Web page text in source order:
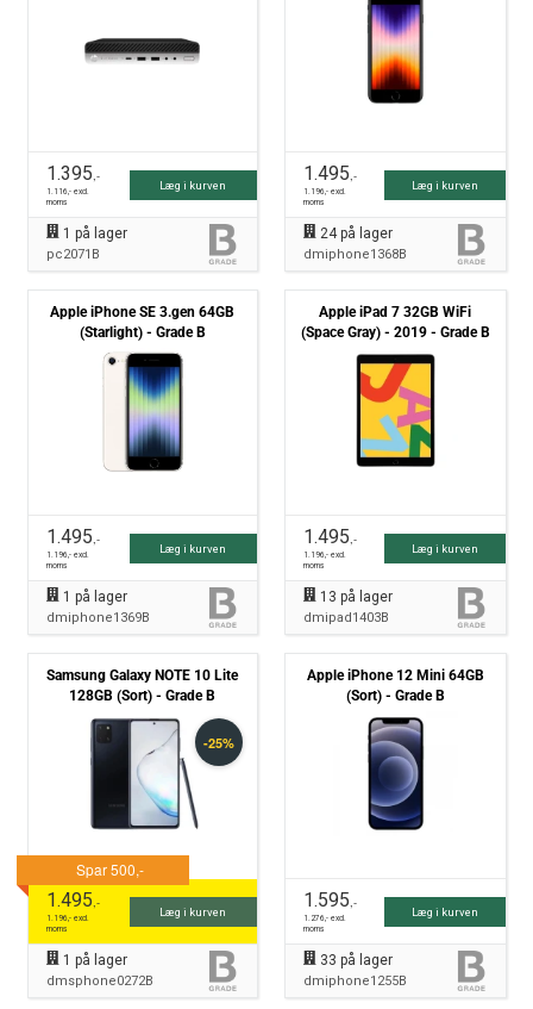
1.395,-
1.116,- excl.
moms
Læg i kurven
1 på lager
pc2071B
1.495,-
1.196,- excl.
moms
Læg i kurven
24på lager
dmiphone1368B
Apple iPhone SE 3.gen 64GB
(Starlight) - Grade B
1.495,-
1.196,- excl.
moms
Læg i kurven
1 på lager
dmiphone1369B
Apple iPad 7 32GB WiFi
(Space Gray) - 2019 - Grade B
1.495,-
1.196,- excl.
moms
Læg i kurven
13 på lager
dmipad1403B
Samsung Galaxy NOTE 10 Lite
128GB (Sort) - Grade B
1.495,-
1.196,- excl.
moms
Læg i kurven
1 på lager
dmsphone0272B
Apple iPhone 12 Mini 64GB
(Sort) - Grade B
1.595,-
1.276,- excl.
moms
Læg i kurven
33 på lager
dmiphone1255B